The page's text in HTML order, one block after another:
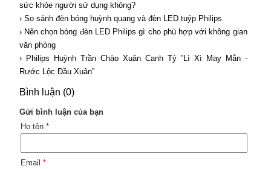
sức khỏe người sử dụng không?
› So sánh đèn bóng huỳnh quang và đèn LED tuýp Philips
› Nên chọn bóng đèn LED Philips gì cho phù hợp với không gian
văn phòng
› Philips Huỳnh Trần Chào Xuân Canh Tý ”Lì Xì May Mắn -
Rước Lộc Đầu Xuân”
Bình luận (0)
Gửi bình luận của bạn
Họ tên *
Email *